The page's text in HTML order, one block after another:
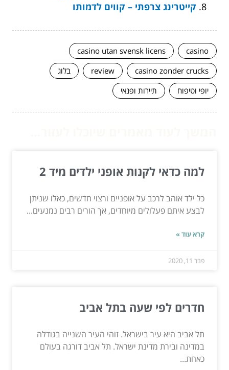
קייטרינג צרפתי – קווים לדמותו
casino
casino utan svensk licens
casino zonder crucks
review
בלוג
יופי וטיפוח
תיירות ופנאי
למה כדאי לקנות אופני ילדים מיד 2
כל ילד אוהב לרכב על אופניים ורצוי חדשים, כאלו שניתן
לבצע איתם פעלולים מיוחדים, אך הורים רבים נמנעים...
קרא עוד »
פבר 11, 2020
חדרים לפי שעה בתל אביב
תל אביב היא עיר בישראל. זוהי העיר השנייה בגודלה
במדינה ובירת מדינת ישראל. תל אביב דורגה בעולם
כאחת...